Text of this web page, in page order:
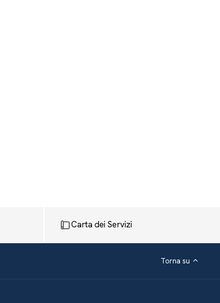
Carta dei Servizi
Torna su